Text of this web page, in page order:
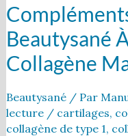
Beautysané
Collagène
Beautysané/ Par
lecture/ cartilages,
collagène de type 1,